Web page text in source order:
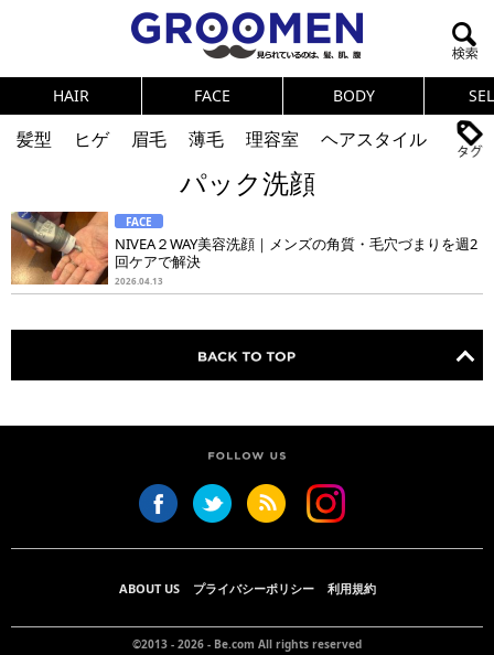
HAIR FACE BODY
髪型 ヒゲ 眉毛 薄毛 理容室
ヘアスタイル
ニオイ
連載
メンズコスメ
NEWS PICK UP 筋肉
女の本音
テストステロン
健康
スキンケア 食事
調査結果
トレーニング
好印象な男
頭皮ケア
ダイエット
理容室
パック洗顔
FACE
NIVEA２WAY美容洗顔｜メンズの角質・毛穴づまりを週2
回ケアで解決
2026.04.13
ABOUT US プライバシーポリシー 利用規約
©2013 - 2026 - Be.com All rights reserved